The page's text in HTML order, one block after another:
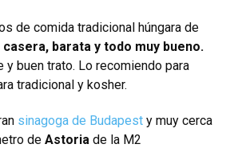
de comida tradicional húngara de
casera, barata y todo muy bueno.
y buen trato. Lo recomiendo para
tradicional y kosher.
sinagoga de Budapest y muy cerca
de Astoria de la M2